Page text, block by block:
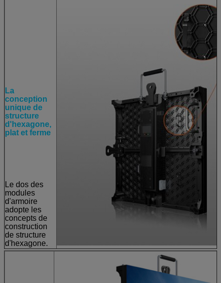
La
conception
unique de
structure
d'hexagone,
plat et ferme
Le dos des
modules
d'armoire
adopte les
concepts de
construction
de structure
d'hexagone.
Ce genre de